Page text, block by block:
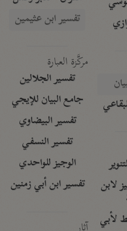
لابن
لأبي
تفسير ابن عثيمين
مركَّزة العبارة
تفسير الجلالين
جامع البيان للإيجي
تفسير البيضاوي
تفسير النسفي
الوجيز للواحدي
تفسير ابن أبي زمنين